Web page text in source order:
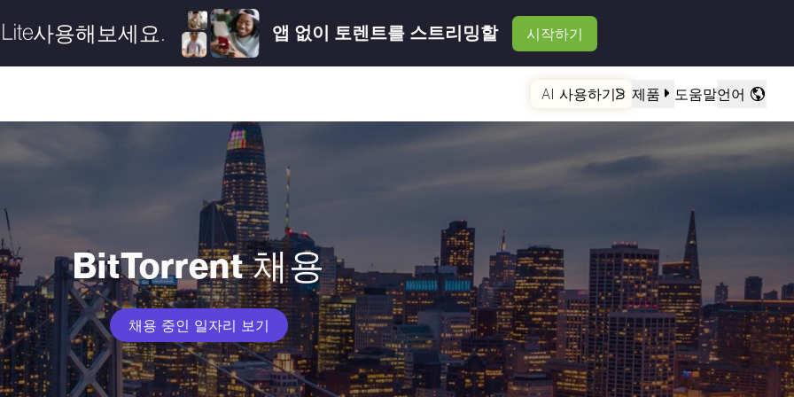
사용해보세요. 앱 없이 토렌트를 스트리밍할 시작하기
AI 사용하기 제품 도움말언어
BitTorrent 채용
채용 중인 일자리 보기